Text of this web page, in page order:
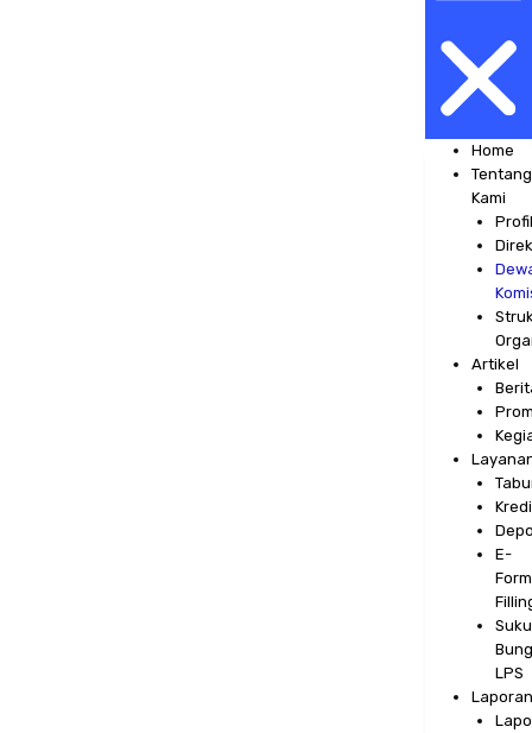
Home
Tentang
Kami
Artikel
E-
Form
Suku
LPS